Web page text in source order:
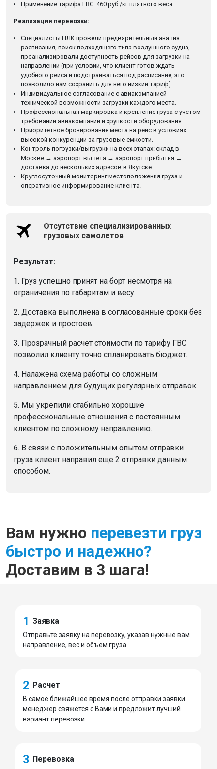
Применение тарифа ГВС: 460 руб./кг платного веса.
Реализация перевозки:
Специалисты ПЛК провели предварительный анализ
расписания, поиск подходящего типа воздушного судна,
проанализировали доступность рейсов для загрузки на
направлении (при условии, что клиент готов ждать
удобного рейса и подстраиваться под расписание, это
позволило нам сохранить для него низкий тариф).
Индивидуальное согласование с авиакомпанией
технической возможности загрузки каждого места.
Профессиональная маркировка и крепление груза с учетом
требований авиакомпании и хрупкости оборудования.
Приоритетное бронирование места на рейс в условиях
высокой конкуренции за грузовые емкости.
Контроль погрузки/выгрузки на всех этапах: склад в
Москве → аэропорт вылета → аэропорт прибытия →
доставка до нескольких адресов в Якутске.
Круглосуточный мониторинг местоположения груза и
оперативное информирование клиента.
Отсутствие специализированных
грузовых самолетов
Результат:
1. Груз успешно принят на борт несмотря на
ограничения по габаритам и весу.
2. Доставка выполнена в согласованные сроки без
задержек и простоев.
3. Прозрачный расчет стоимости по тарифу ГВС
позволил клиенту точно спланировать бюджет.
4. Налажена схема работы со сложным
направлением для будущих регулярных отправок.
5. Мы укрепили стабильно хорошие
профессиональные отношения с постоянным
клиентом по сложному направлению.
6. В связи с положительным опытом отправки
груза клиент направил еще 2 отправки данным
способом.
Вам нужно перевезти груз
быстро и надежно?
Доставим в 3 шага!
1 Заявка
Отправьте заявку на перевозку, указав нужные вам
направление, вес и объем груза
2 Расчет
В самое ближайшее время после отправки заявки
менеджер свяжется с Вами и предложит лучший
вариант перевозки
3 Перевозка